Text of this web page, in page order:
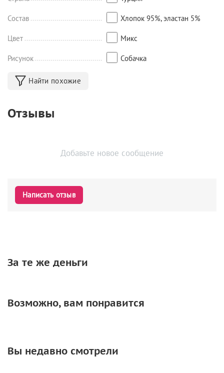
Состав Хлопок 95%, эластан 5%
Цвет Микс
Рисунок Собачка
Найти похожие
Отзывы
Добавьте новое сообщение
Написать отзыв
За те же деньги
Возможно, вам понравится
Вы недавно смотрели